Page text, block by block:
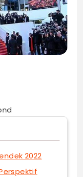
2022